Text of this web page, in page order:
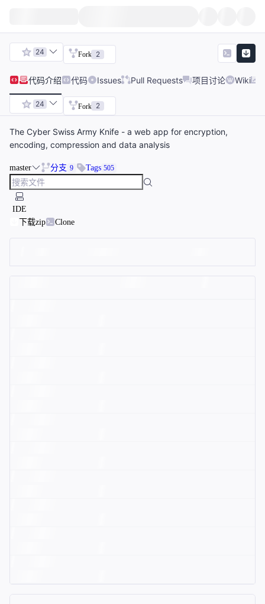
24 Fork 2
代码介绍 代码 Issues Pull Requests 项目讨论 Wiki
24 Fork 2
The Cyber Swiss Army Knife - a web app for encryption,
encoding, compression and data analysis
master 分支 9 Tags 505
IDE
下载zip
Clone